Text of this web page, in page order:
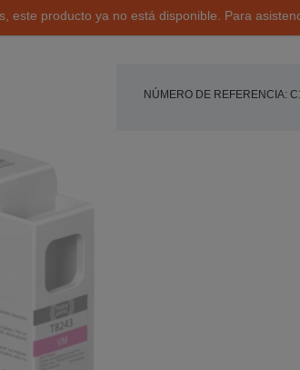
este producto ya no está disponible. Para
NÚMERO DE REFERENCIA: